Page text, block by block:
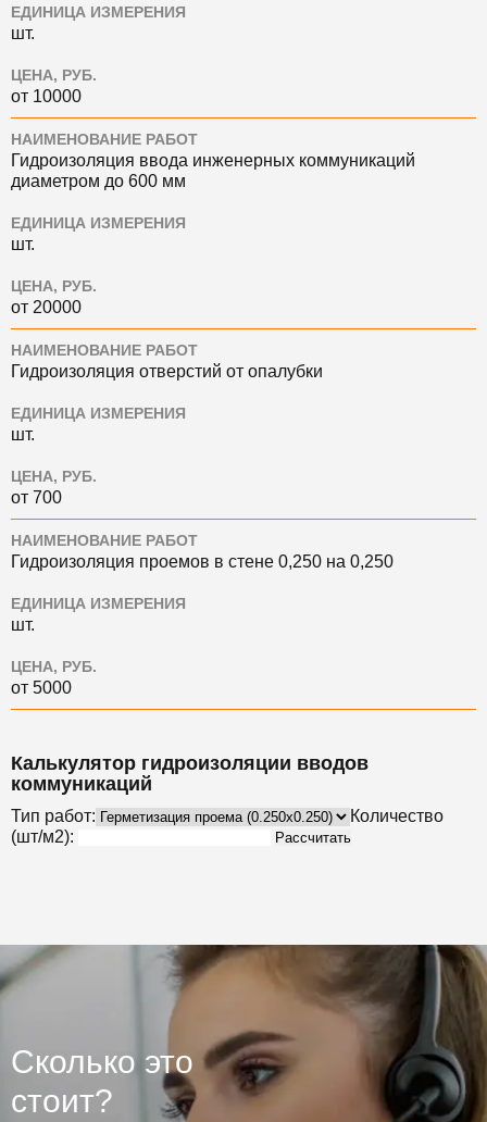
ЕДИНИЦА ИЗМЕРЕНИЯ
шт.
ЦЕНА, РУБ.
от 10000
НАИМЕНОВАНИЕ РАБОТ
Гидроизоляция ввода инженерных коммуникаций
диаметром до 600 мм
ЕДИНИЦА ИЗМЕРЕНИЯ
шт.
ЦЕНА, РУБ.
от 20000
НАИМЕНОВАНИЕ РАБОТ
Гидроизоляция отверстий от опалубки
ЕДИНИЦА ИЗМЕРЕНИЯ
шт.
ЦЕНА, РУБ.
от 700
НАИМЕНОВАНИЕ РАБОТ
Гидроизоляция проемов в стене 0,250 на 0,250
ЕДИНИЦА ИЗМЕРЕНИЯ
шт.
ЦЕНА, РУБ.
от 5000
Калькулятор гидроизоляции вводов
коммуникаций
Тип работ:
Количество
(шт/м2):
Рассчитать
Сколько это
стоит?